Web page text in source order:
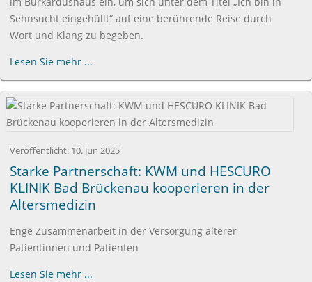
Sehnsucht eingehüllt“ auf eine berührende Reise durch
Wort und Klang zu begeben.
Lesen Sie mehr ...
Veröffentlicht: 10. Jun 2025
Starke Partnerschaft: KWM und HESCURO
KLINIK Bad Brückenau kooperieren in der
Altersmedizin
Enge Zusammenarbeit in der Versorgung älterer
Patientinnen und Patienten
Lesen Sie mehr ...